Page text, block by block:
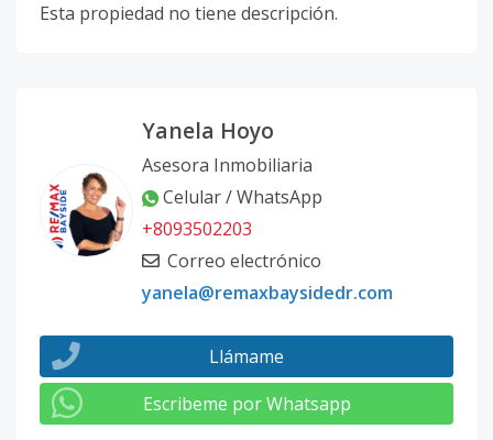
Esta propiedad no tiene descripción.
Yanela Hoyo
Asesora Inmobiliaria
Celular / WhatsApp
+8093502203
Correo electrónico
yanela@remaxbaysidedr.com
Llámame
Escribeme por Whatsapp